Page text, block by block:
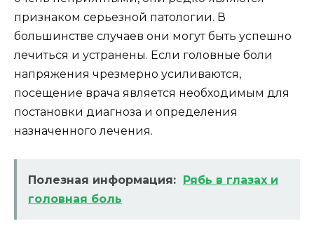
признаком серьезной патологии. В
большинстве случаев они могут быть успешно
лечиться и устранены. Если головные боли
напряжения чрезмерно усиливаются,
посещение врача является необходимым для
постановки диагноза и определения
назначенного лечения.
Полезная информация: Рябь в глазах и
головная боль